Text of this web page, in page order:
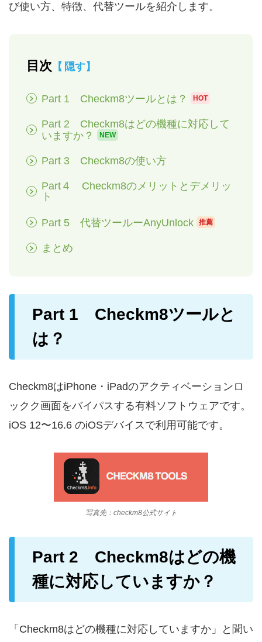
び使い方、特徴、代替ツールを紹介します。
目次 隠す
Part 1 Checkm8ツールとは？ HOT
Part 2 Checkm8はどの機種に対応して
いますか？
NEW
Part 3 Checkm8の使い方
Part４ Checkm8のメリットとデメリッ
ト
Part 5 代替ツールーAnyUnlock 推薦
まとめ
Part 1 Checkm8ツールと
は？
Checkm8はiPhone・iPadのアクティベーションロ
ックク画面をバイパスする有料ソフトウェアです。
iOS 12〜16.6 のiOSデバイスで利用可能です。
写真先：checkm8公式サイト
Part 2 Checkm8はどの機
種に対応していますか？
「Checkm8はどの機種に対応していますか」と聞い